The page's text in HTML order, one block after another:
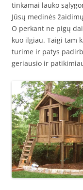
tinkamai lauko
Jūsų medinės
O perkant ne pigų
kuo ilgiau. Taigi tam
turime ir patys
geriausio ir